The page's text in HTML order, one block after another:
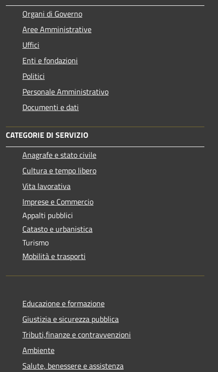
Organi di Governo
Aree Amministrative
Uffici
Enti e fondazioni
Politici
Personale Amministrativo
Documenti e dati
CATEGORIE DI SERVIZIO
Anagrafe e stato civile
Cultura e tempo libero
Vita lavorativa
Imprese e Commercio
Appalti pubblici
Catasto e urbanistica
Turismo
Mobilità e trasporti
Educazione e formazione
Giustizia e sicurezza pubblica
Tributi,finanze e contravvenzioni
Ambiente
Salute, benessere e assistenza